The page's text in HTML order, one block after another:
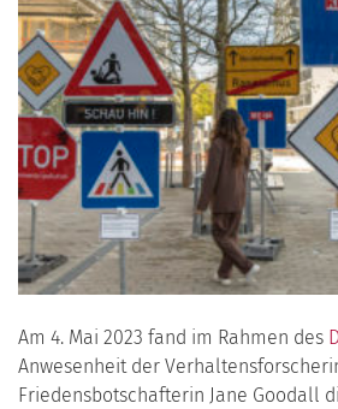
Am 4. Mai 2023 fand im Rahmen des
Anwesenheit der
Friedensbotschafterin Jane Goodall